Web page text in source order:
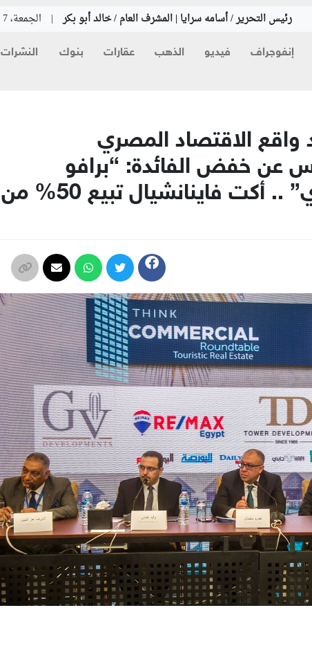
رئيس التحرير / أسامه سرايا | المشرف العام / خالد أبو بكر | الجمعة، 7 أغسطس 2026
إنفوجراف فيديو الذهب عقارات بنوك النشرات
الاقتصاد المصري
عن خفض الفائدة: “برافو
محافظ البنك المركزي” .. أكت فاينانشيال تبيع 50% من